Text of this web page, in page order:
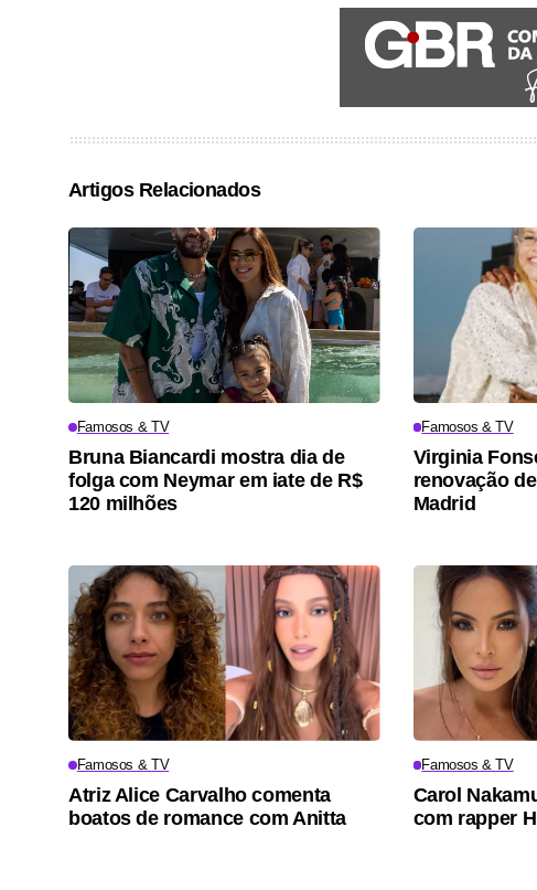
Artigos Relacionados
Famosos & TV
Bruna Biancardi mostra dia de
folga com Neymar em iate de R$
120 milhões
Famosos & TV
Virginia
renovação
Madrid
Famosos & TV
Atriz Alice Carvalho comenta
boatos de romance com Anitta
Famosos & TV
Carol
com rapper